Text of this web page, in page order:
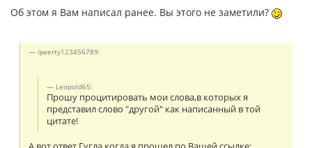
Об этом я Вам написал ранее. Вы этого не заметили?
qwerty123456789:
Leopold65:
Прошу процитировать мои слова,в которых я
представил слово "другой" как написанный в той
цитате!